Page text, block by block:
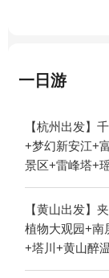
一日游
【杭州出发】
+梦幻新安江+
景区+雷峰塔+
安江铜官峡+大
线+千岛湖森
香+梅峰岛--下
岛+灵栖洞+新
【黄山出发】
植物大观园+南
+塔川+黄山醉
天湖景区+新安